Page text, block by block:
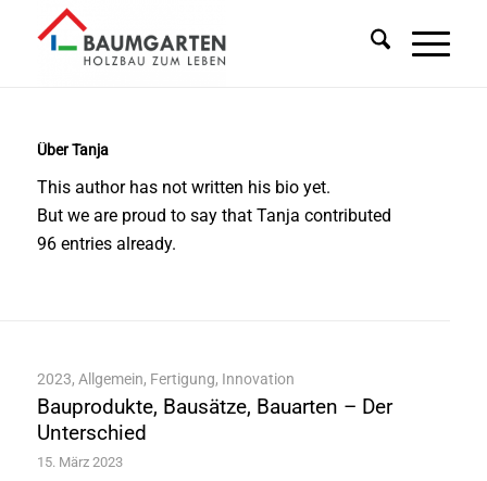
ÜberTanja
This author has not written his bio yet.
But we are proud to say that Tanja contributed
96 entries already.
2023, Allgemein, Fertigung, Innovation
Bauprodukte, Bausätze, Bauarten – Der
Unterschied
15. März 2023